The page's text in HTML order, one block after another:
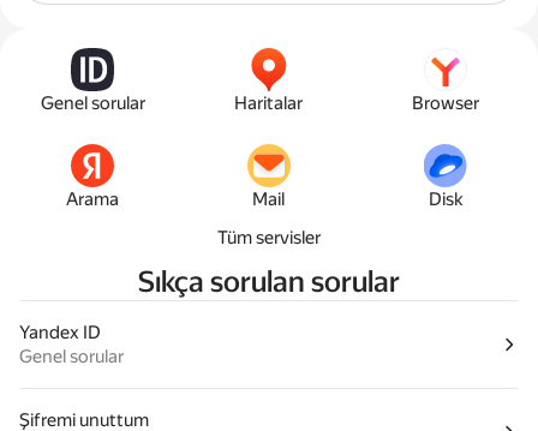
Genel sorular Haritalar Browser
Arama Mail
Disk
Tüm servisler
Sıkça sorulan sorular
Yandex ID
Genel sorular
Şifremi unuttum